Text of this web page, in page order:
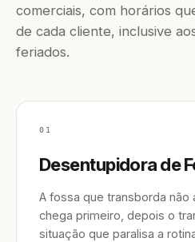
comerciais, com horários
de cada cliente, inclusive
feriados.
01
Desentupidora de
A fossa que transborda não
chega primeiro, depois o
situação que paralisa a